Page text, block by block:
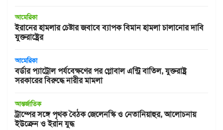
আমেরিকা
ইরানের হামলার চেষ্টার জবাবে ব্যাপক বিমান হামলা চালানোর দাবি
যুক্তরাষ্ট্রের
আমেরিকা
বর্ডার প্যাট্রোল পর্যবেক্ষণের পর গ্লোবাল এন্ট্রি বাতিল, যুক্তরাষ্ট্র
সরকারের বিরুদ্ধে নারীর মামলা
আন্তর্জাতিক
ট্রাম্পের সঙ্গে পৃথক বৈঠক জেলেনস্কি ও নেতানিয়াহুর, আলোচনায়
ইউক্রেন ও ইরান যুদ্ধ